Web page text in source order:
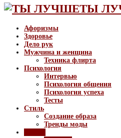
ТЫ
Афоризмы
Здоровье
Дело рук
Мужчина и женщина
Техника флирта
Психология
Интервью
Психология общения
Психология успеха
Тесты
Стиль
Создание образа
Тренды моды